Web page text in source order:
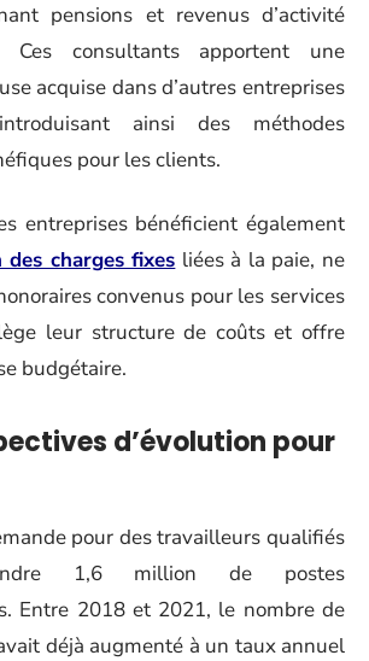
pensions et revenus d’activité
Ces consultants apportent une
acquise dans d’autres entreprises
ainsi des méthodes
pour les clients.
entreprises bénéficient également
des charges fixes liées à la paie, ne
convenus pour les services
leur structure de coûts et offre
budgétaire.
d’évolution pour
pour des travailleurs qualifiés
1,6 million de postes
Entre 2018 et 2021, le nombre de
déjà augmenté à un taux annuel